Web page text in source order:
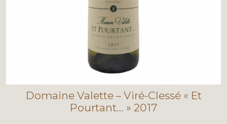
Domaine Valette – Viré-Clessé « Et
Pourtant… » 2017